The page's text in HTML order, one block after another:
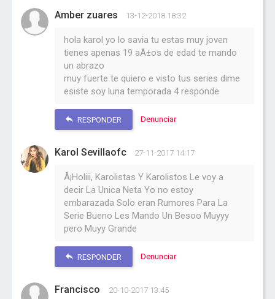
Amber zuares 13-12-2018 18:32
hola karol yo lo savia tu estas muy joven
tienes apenas 19 aÃ±os de edad te mando
un abrazo
muy fuerte te quiero e visto tus series dime
esiste soy luna temporada 4 responde
RESPONDER Denunciar
Karol Sevillaofc 27-11-2017 14:17
Â¡Holiii, Karolistas Y Karolistos Le voy a
decir La Unica Neta Yo no estoy
embarazada Solo eran Rumores Para La
Serie Bueno Les Mando Un Besoo Muyyy
pero Muyy Grande
RESPONDER Denunciar
Francisco 20-10-2017 13:45